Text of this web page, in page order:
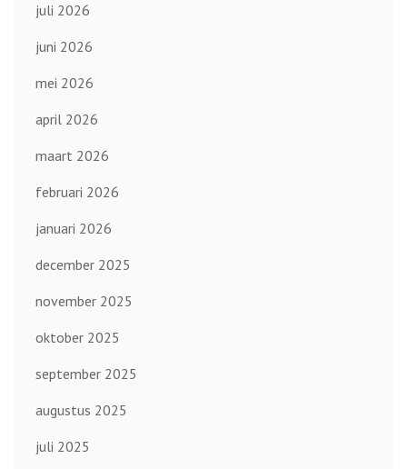
juli 2026
juni 2026
mei 2026
april 2026
maart 2026
februari 2026
januari 2026
december 2025
november 2025
oktober 2025
september 2025
augustus 2025
juli 2025